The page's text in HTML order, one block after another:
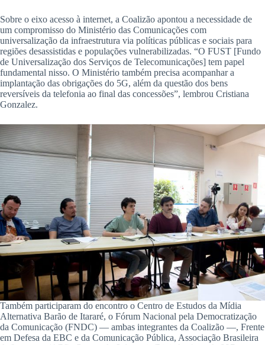
Sobre o eixo acesso à internet, a Coalizão apontou a necessidade de
um compromisso do Ministério das Comunicações com
universalização da infraestrutura via políticas públicas e sociais para
regiões desassistidas e populações vulnerabilizadas. “O FUST [Fundo
de Universalização dos Serviços de Telecomunicações] tem papel
fundamental nisso. O Ministério também precisa acompanhar a
implantação das obrigações do 5G, além da questão dos bens
reversíveis da telefonia ao final das concessões”, lembrou Cristiana
Gonzalez.
Também participaram do encontro o Centro de Estudos da Mídia
Alternativa Barão de Itararé, o Fórum Nacional pela Democratização
da Comunicação (FNDC) — ambas integrantes da Coalizão —, Frente
em Defesa da EBC e da Comunicação Pública, Associação Brasileira